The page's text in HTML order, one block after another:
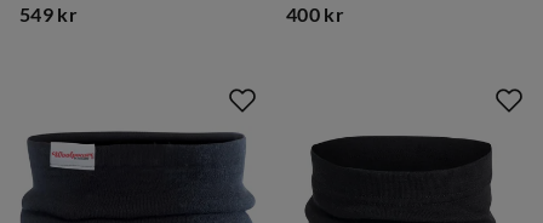
549 kr 400 kr